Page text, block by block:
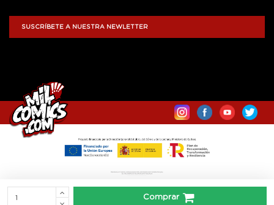
Comprar
SUSCRÍBETE A NUESTRA NEWLETTER